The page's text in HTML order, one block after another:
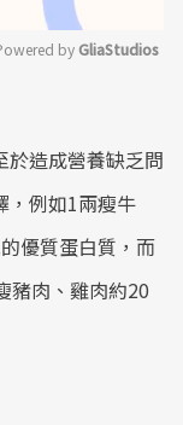
by GliaStudios
於造成營養缺乏問
，例如1兩瘦牛
優質蛋白質，而
豬肉、雞肉約20